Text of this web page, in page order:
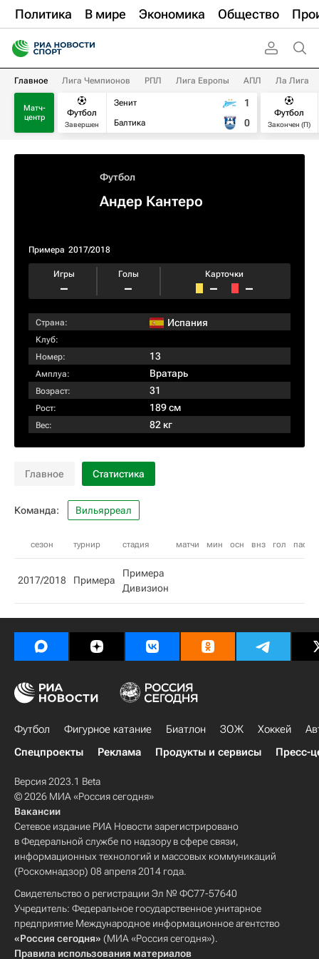
Политика В мире Экономика Общество
Главное Лига Чемпионов РПЛ Лига Европы АПЛ Ла Лига
Матч-
центр
Футбол
Завершен
Зенит
Балтика
1
0
Футбол
Закончен (П)
Футбол
Андер Кантеро
Примера 2017/2018
Игры
–
Голы
–
Карточки
– –
Страна: Испания
Клуб:
Номер:
13
Амплуа: Вратарь
Возраст: 31
Рост: 189 см
Вес: 82 кг
Главное Статистика
Команда: Вильярреал
сезон турнир стадия матчи мин осн внз гол пас
2017/2018 Примера
Примера
Дивизион
Футбол Фигурное катание Биатлон ЗОЖ Хоккей
Спецпроекты
Реклама Продукты и сервисы Пресс-
Версия 2023.1 Beta
© 2026 МИА «Россия сегодня»
Вакансии
Сетевое издание РИА Новости зарегистрировано
в Федеральной службе по надзору в сфере связи,
информационных технологий и массовых коммуникаций
(Роскомнадзор) 08 апреля 2014 года.
Свидетельство о регистрации Эл № ФС77-57640
Учредитель: Федеральное государственное унитарное
предприятие Международное информационное агентство
«Россия сегодня» (МИА «Россия сегодня»).
Правила использования материалов